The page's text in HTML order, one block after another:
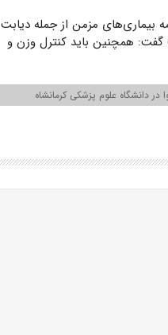
بیماری‌های مزمن از جمله دیابت
گفت: همچنین باید کنترل وزن و
در دانشگاه علوم پزشکی کرمانشاه